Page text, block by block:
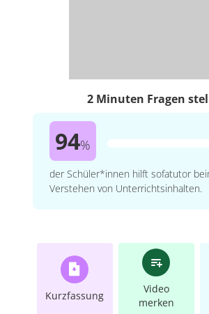
2 Minuten Fragen
94%
der Schüler*innen hilft sofatutor
Verstehen von Unterrichtsinhalten.
Kurzfassung
Video
merken